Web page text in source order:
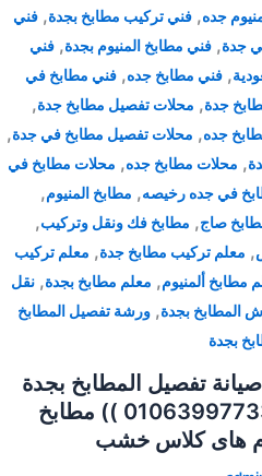
جده, فني تركيب مطابخ بجدة, فني
جدة, فني مطابخ المنيوم بجدة, فني
, فني مطابخ جده, فني مطابخ في
جدة, محلات تفصيل مطابخ جدة,
جده, محلات تفصيل مطابخ في جدة,
, محلات مطابخ جده, محلات مطابخ في
في جده رخيصه, مطابخ المنيوم,
صاج, مطابخ فك ونقل وتركيب,
, معلم تركيب مطابخ جدة, معلم تركيب
مطابخ ألمنيوم, معلم مطابخ بجدة, نقل
المطابخ بجدة, ورشة تفصيل المطابخ
بجدة
تفصيل المطابخ بجدة
(( للايجار 01063997733 )) مطابخ
هاى كلاس خشب